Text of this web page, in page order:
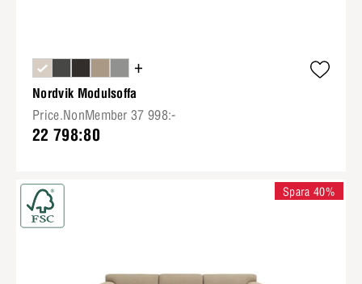
+
Nordvik Modulsoffa
Price.NonMember 37 998:-
22 798:80
Spara 40%